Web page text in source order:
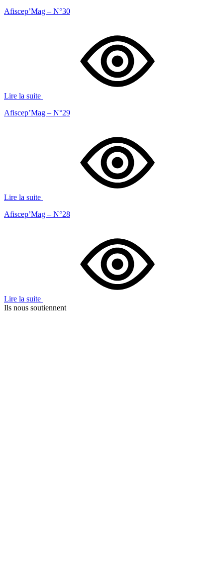
Afiscep’Mag – N°30
Lire la suite
Afiscep’Mag – N°29
Lire la suite
Afiscep’Mag – N°28
Lire la suite
Ils nous soutiennent